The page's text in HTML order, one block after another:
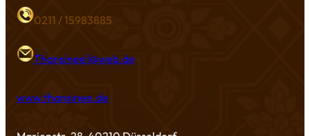
0211 / 15983885
Thansinee1@web.de
www.thansinee.de